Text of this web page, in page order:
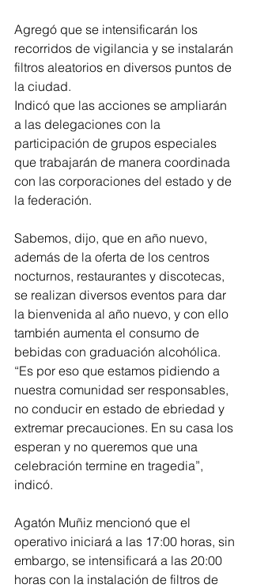
Agregó que se intensificarán los
recorridos de vigilancia y se instalarán
filtros aleatorios en diversos puntos de
la ciudad.
Indicó que las acciones se ampliarán
a las delegaciones con la
participación de grupos especiales
que trabajarán de manera coordinada
con las corporaciones del estado y de
la federación.
Sabemos, dijo, que en año nuevo,
además de la oferta de los centros
nocturnos, restaurantes y discotecas,
se realizan diversos eventos para dar
la bienvenida al año nuevo, y con ello
también aumenta el consumo de
bebidas con graduación alcohólica.
“Es por eso que estamos pidiendo a
nuestra comunidad ser responsables,
no conducir en estado de ebriedad y
extremar precauciones. En su casa los
esperan y no queremos que una
celebración termine en tragedia”,
indicó.
Agatón Muñiz mencionó que el
operativo iniciará a las 17:00 horas, sin
embargo, se intensificará a las 20:00
horas con la instalación de filtros de